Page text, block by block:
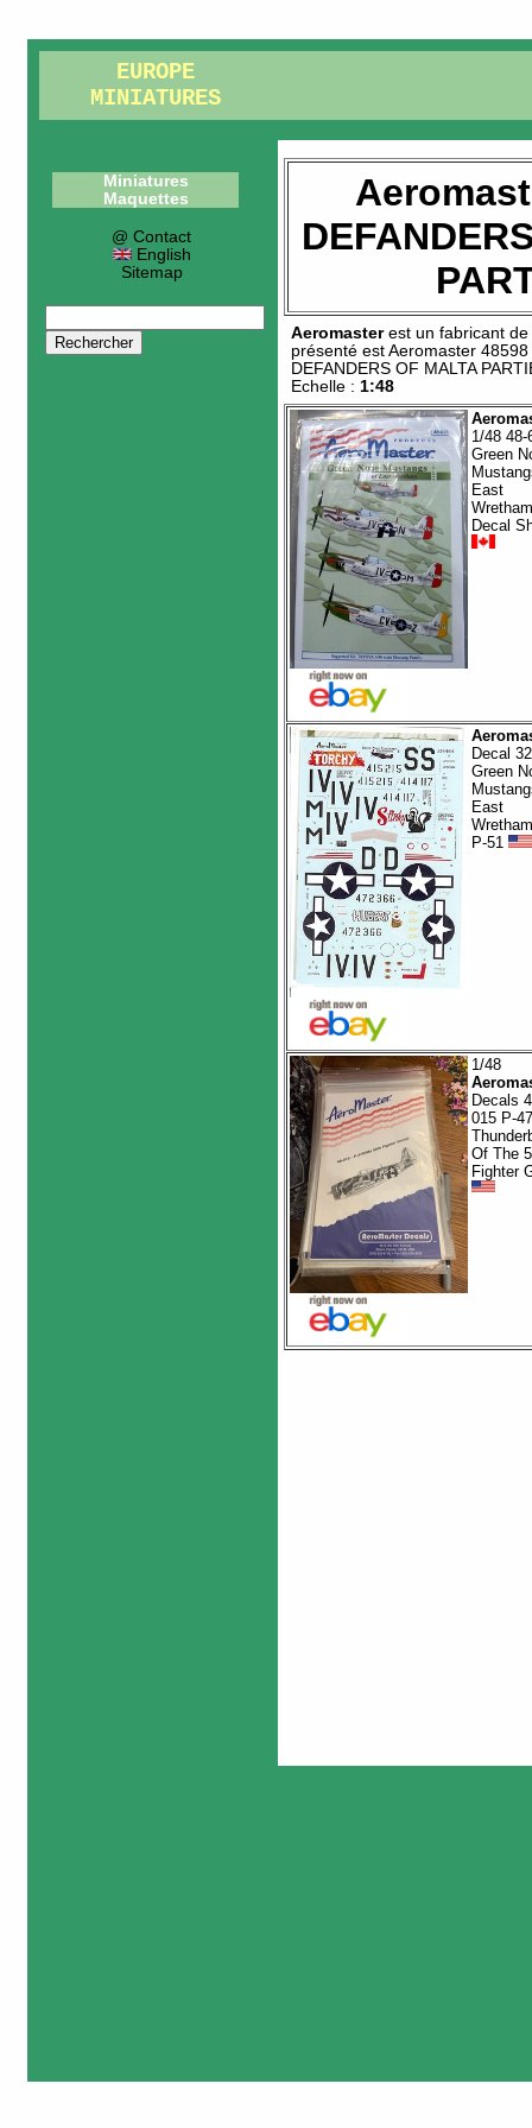
EUROPE
MINIATURES
Miniatures
Maquettes
@ Contact
English
Sitemap
Aeromasterest un fabricant
présenté estAeromaster 48598
DEFANDERS OF MALTA
Echelle : 1:48
1/48 48-
Green
East
Decal
Decal
Green
East
P-51
1/48
Decals
015 P-
Of The
Fighter